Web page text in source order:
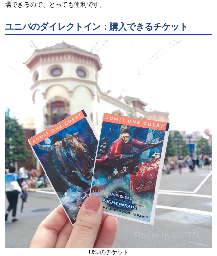
場できるので、とっても便利です。
ユニバのダイレクトイン：購入できるチケット
USJのチケット